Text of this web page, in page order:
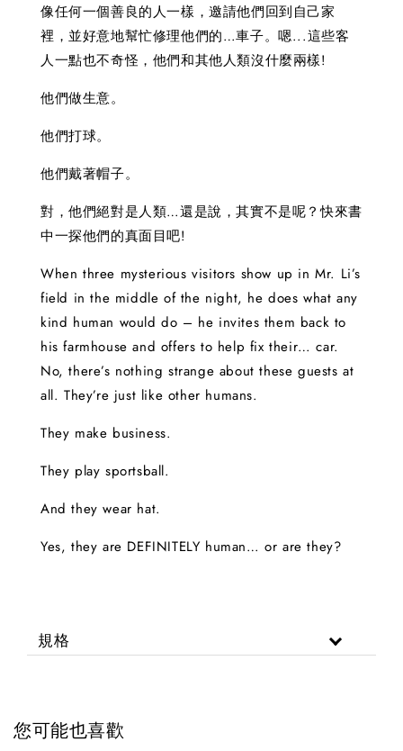
像任何一個善良的人一樣，邀請他們回到自己家
裡，並好意地幫忙修理他們的…車子。嗯...這些客
人一點也不奇怪，他們和其他人類沒什麼兩樣!
他們做生意。
他們打球。
他們戴著帽子。
對，他們絕對是人類…還是說，其實不是呢？快來書
中一探他們的真面目吧!
When three mysterious visitors show up in Mr. Li’s
field in the middle of the night, he does what any
kind human would do – he invites them back to
his farmhouse and offers to help fix their… car.
No, there’s nothing strange about these guests at
all. They’re just like other humans.
They make business.
They play sportsball.
And they wear hat.
Yes, they are DEFINITELY human… or are they?
規格
您可能也喜歡